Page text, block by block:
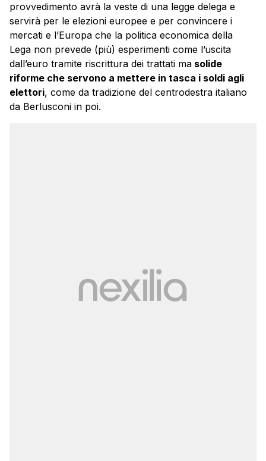
provvedimento avrà la veste di una legge delega e
servirà per le elezioni europee e per convincere i
mercati e l’Europa che la politica economica della
Lega non prevede (più) esperimenti come l’uscita
dall’euro tramite riscrittura dei trattati ma solide
riforme che servono a mettere in tasca i soldi agli
elettori, come da tradizione del centrodestra italiano
da Berlusconi in poi.